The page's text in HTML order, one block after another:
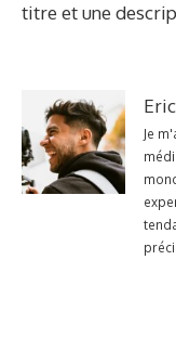
titre et une
Eric
Je